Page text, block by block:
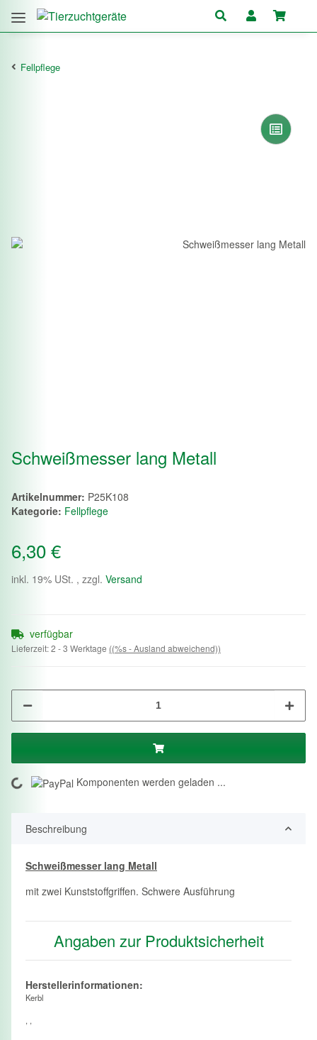
Fellpflege
Schweißmesser lang Metall
Artikelnummer: P25K108
Kategorie: Fellpflege
6,30 €
inkl. 19% USt. , zzgl. Versand
verfügbar
Lieferzeit:2 - 3 Werktage ((%s - Ausland abweichend))
Loading... Komponenten werden geladen ...
Beschreibung
Schweißmesser lang Metall
mit zwei Kunststoffgriffen. Schwere Ausführung
Angaben zur Produktsicherheit
Herstellerinformationen:
Kerbl
, ,